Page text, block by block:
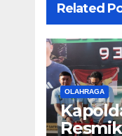
Related
OLAHRAGA